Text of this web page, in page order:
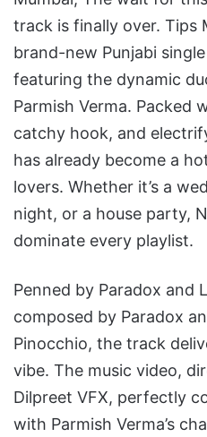
track is finally over. Tips
brand-new Punjabi single
featuring the dynamic
Parmish Verma. Packed
catchy hook, and
has already become a
lovers. Whether it’s a
night, or a house party,
dominate every playlist.
Penned by Paradox and
composed by Paradox
Pinocchio, the track
vibe. The music video,
Dilpreet VFX, perfectly
with Parmish Verma’s